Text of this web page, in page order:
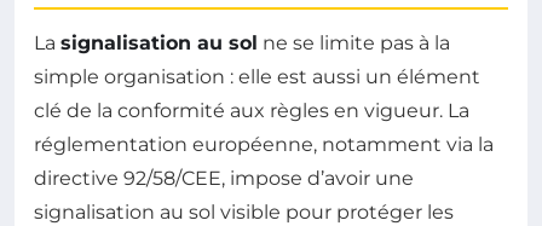
La signalisation au sol ne se limite pas à la
simple organisation : elle est aussi un élément
clé de la conformité aux règles en vigueur. La
réglementation européenne, notamment via la
directive 92/58/CEE, impose d’avoir une
signalisation au sol visible pour protéger les